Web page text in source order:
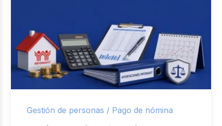
Gestión de personas / Pago de nómina